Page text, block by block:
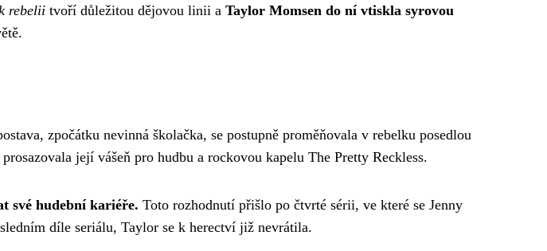
rebelii tvoří důležitou dějovou linii a Taylor Momsen do ní vtiskla syrovou
zpočátku nevinná školačka, se postupně proměňovala v rebelku posedlou
její vášeň pro hudbu a rockovou kapelu The Pretty Reckless.
své hudební kariéře. Toto rozhodnutí přišlo po čtvrté sérii, ve které se Jenny
díle seriálu, Taylor se k herectví již nevrátila.